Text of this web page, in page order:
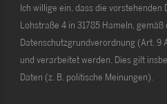
Ich willige ein, dass die vorstehenden
Lohstraße 4 in 31785 Hameln, gemäß
Datenschutzgrundverordnung (Art. 9
und verarbeitet werden. Dies gilt
Daten (z. B. politische Meinungen).